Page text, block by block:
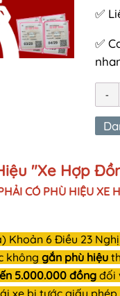
✅
✅
"Xe Hợp
CÓ PHÙ HIỆU XE
Khoản 6 Điều 23
không gắn phù hiệu
5.000.000 đồng đối
xe bị tước giấy phép